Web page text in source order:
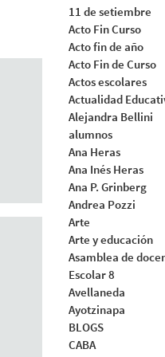
11 de setiembre
Acto Fin Curso
Acto fin de año
Acto Fin de Curso
Actos escolares
Actualidad
Alejandra Bellini
alumnos
Ana Heras
Ana Inés Heras
Ana P. Grinberg
Andrea Pozzi
Arte
Arte y educación
Asamblea de
Escolar 8
Avellaneda
Ayotzinapa
BLOGS
CABA